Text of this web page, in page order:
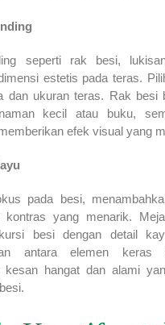
seperti rak besi,
estetis pada teras.
dan ukuran teras. Rak besi
kecil atau buku,
efek visual yang
pada besi,
kontras yang menarik.
besi dengan detail
antara elemen
kesan hangat dan alami